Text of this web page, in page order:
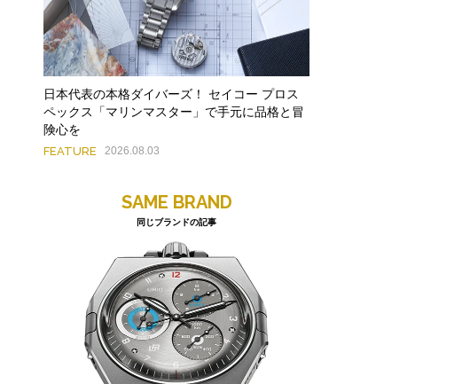
日本代表の本格ダイバーズ！ セイコー プロス
ペックス「マリンマスター」で手元に品格と冒
険心を
FEATURE 2026.08.03
SAME BRAND
同じブランドの記事